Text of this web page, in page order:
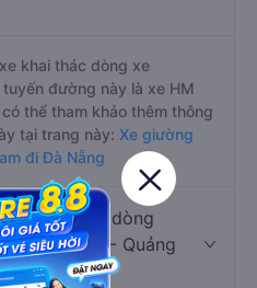
khai thác dòng xe
đường này là xe HM
thể tham khảo thêm thông
tại trang này: Xe giường
đi Đà Nẵng
khai thác dòng
từ Hội An - Quảng